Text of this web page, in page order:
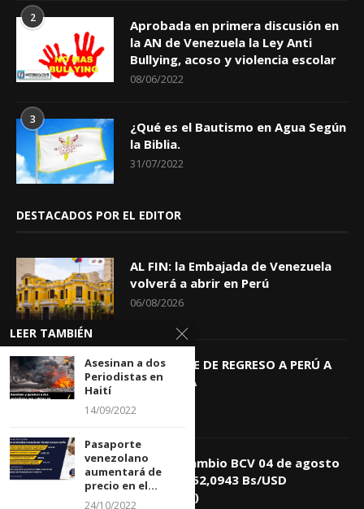
2
Aprobada en primera discusión en
la AN de Venezuela la Ley Anti
Bullying, acoso y violencia escolar
08/06/2022
3
¿Qué es el Bautismo en Agua Según
la Biblia.
31/07/2022
DESTACADOS POR EL EDITOR
AL FIN: la Embajada de Venezuela
volverá a abrir en Perú
06/08/2026
KEIKO TRAE DE REGRESO A PERÚ A
GIOVANNA
Tasa de Cambio BCV 04 de agosto
de 2026: 752,0943 Bs/USD
(+0,4418%)
LEER TAMBIÉN
Asesinan a dos
Periodistas en
Haití
14/09/2022
Pasaporte
venezolano
aumentará de
precio en el...
24/10/2022